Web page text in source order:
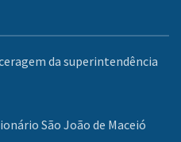
da superintendência
São João de Maceió